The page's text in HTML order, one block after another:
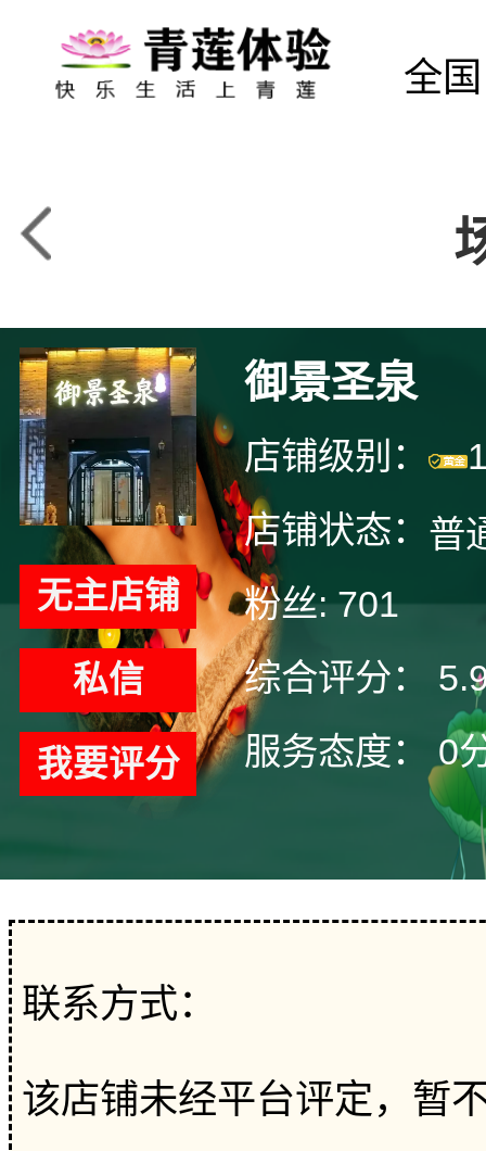
全国
无主店铺
私信
我要评分
御景圣泉
店铺级别：
店铺状态： 普
粉丝: 701
综合评分：
服务态度：
0
联系方式：
该店铺未经平台评定，暂